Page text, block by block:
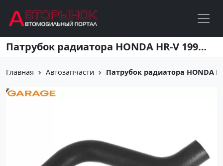
Перейти к основному содержанию Патрубок радиатора HONDA HR-V 1998-2005г Краснодар
Главная Автозапчасти Патрубок радиатора HONDA